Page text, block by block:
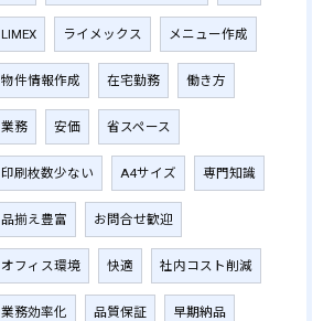
LIMEX ライメックス メニュー作成
物件情報作成 在宅勤務 働き方
業務 安価 省スペース
印刷枚数少ない A4サイズ 専門知識
品揃え豊富 お問合せ歓迎
オフィス環境 快適 社内コスト削減
業務効率化 品質保証 早期納品